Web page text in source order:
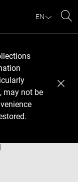
EN
may not be